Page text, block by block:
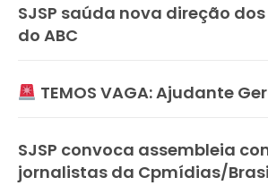
SJSP saúda nova direção
do ABC
TEMOS VAGA: Ajudante
SJSP convoca assembleia
jornalistas da Cpmídias/